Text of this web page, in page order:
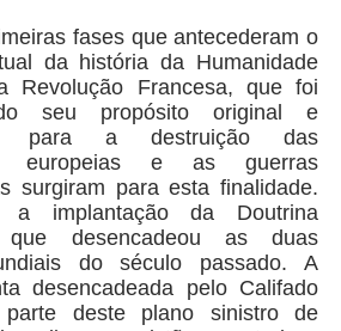
fases que antecederam o
da história da Humanidade
Revolução Francesa, que foi
seu propósito original e
para a destruição das
europeias e as guerras
surgiram para esta finalidade.
a implantação da Doutrina
que desencadeou as duas
do século passado. A
desencadeada pelo Califado
deste plano sinistro de